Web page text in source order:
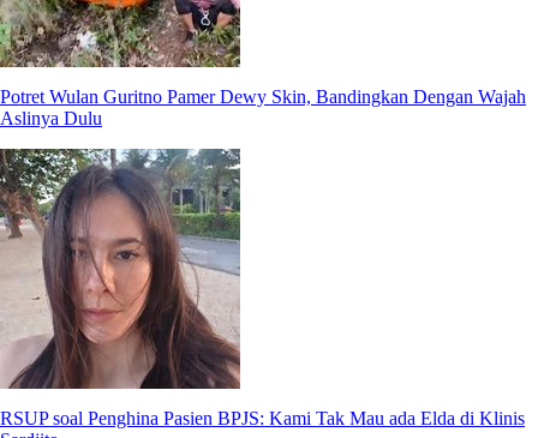
Potret Wulan Guritno Pamer Dewy Skin, Bandingkan Dengan Wajah
Aslinya Dulu
RSUP soal Penghina Pasien BPJS: Kami Tak Mau ada Elda di Klinis